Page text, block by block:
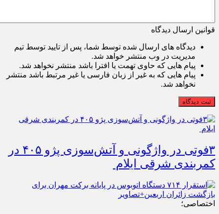
قوانین ارسال دیدگاه
دیدگاه های ارسال شده توسط شما، پس از تایید توسط تیم
مدیریت در وب منتشر خواهد شد.
پیام هایی که حاوی تهمت یا افترا باشد منتشر نخواهد شد.
پیام هایی که به غیر از زبان فارسی یا غیر مرتبط باشد منتشر
نخواهد شد.
ثبت دیدگاه
۳فوتی در واژگونی و آتش‌سوزی پژو ۴۰۵ در
کمربندی شرقی ایلام
اختصاصی؛